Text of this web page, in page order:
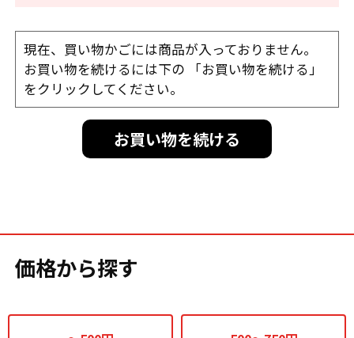
現在、買い物かごには商品が入っておりません。
お買い物を続けるには下の 「お買い物を続ける」
をクリックしてください。
お買い物を続ける
価格から探す